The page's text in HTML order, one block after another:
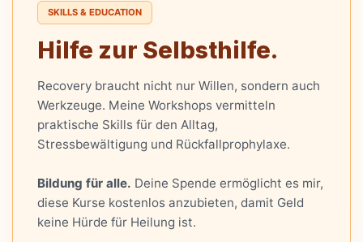
SKILLS & EDUCATION
Hilfe zur Selbsthilfe.
Recovery braucht nicht nur Willen, sondern auch
Werkzeuge. Meine Workshops vermitteln
praktische Skills für den Alltag,
Stressbewältigung und Rückfallprophylaxe.
Bildung für alle. Deine Spende ermöglicht es mir,
diese Kurse kostenlos anzubieten, damit Geld
keine Hürde für Heilung ist.